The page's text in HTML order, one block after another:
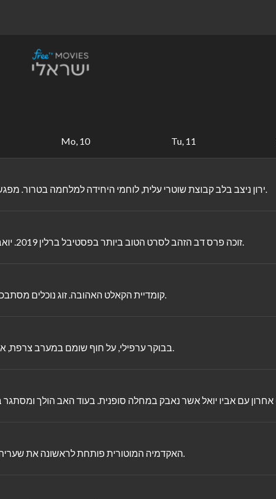
Mo, 10 Tu, 11
ירון ניצב בלב קבוצת שוטרי עלית, לוחמי היחידה למלחמה בטרור. מפגש עם קבוצה רדיקלית אלימה יעמת אותו עם מלחמת המעמדות של החברה הישראלית.
זוכה פרס דב הזהב לסרט הטוב ביותר בפסטיבל ברלין 2019. יואב, צעיר ישראלי, נוחת בפריז בתקווה שצרפת והצרפתית יגאלו אותו מהשיגעון הישראלי.
קומדיית הקאלט האהובה. זוג נוכלים מסתבכים עם המאפיה, עם הרב, עם הכלה ועם עצמם. על מנת להתיר את הסבך הם יעשו הכל.
בבוקר ערפילי, על חוף שומם במערב צרפת, אישה בהריון מוצאת גבר חסר הכרה. זהותו אינה ידועה, איש אינו מחפש אותו והוא שותק.
האקדמיה המוטורית פותחת לראשונה את שעריה לנשים. יעל המדריכה ואלונה החניכה ינסו לנפץ את תקרת הזכוכית מול חניכים מגוונים.